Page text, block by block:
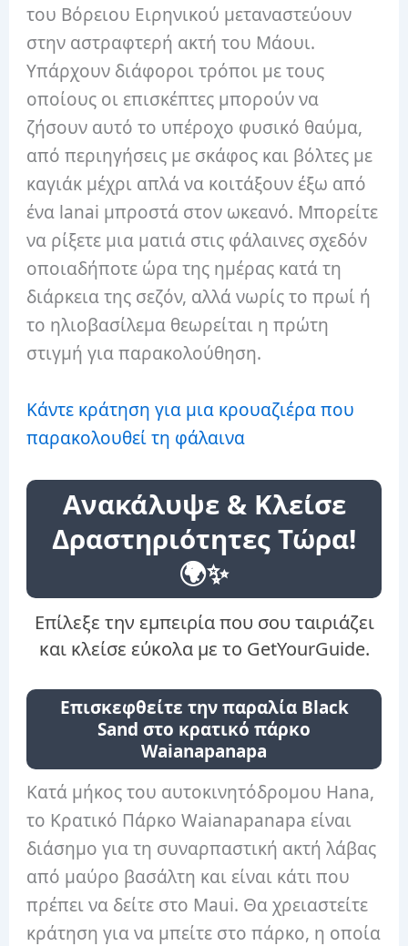
του Βόρειου Ειρηνικού μεταναστεύουν
στην αστραφτερή ακτή του Μάουι.
Υπάρχουν διάφοροι τρόποι με τους
οποίους οι επισκέπτες μπορούν να
ζήσουν αυτό το υπέροχο φυσικό θαύμα,
από περιηγήσεις με σκάφος και βόλτες με
καγιάκ μέχρι απλά να κοιτάξουν έξω από
ένα lanai μπροστά στον ωκεανό. Μπορείτε
να ρίξετε μια ματιά στις φάλαινες σχεδόν
οποιαδήποτε ώρα της ημέρας κατά τη
διάρκεια της σεζόν, αλλά νωρίς το πρωί ή
το ηλιοβασίλεμα θεωρείται η πρώτη
στιγμή για παρακολούθηση.
Κάντε κράτηση για μια κρουαζιέρα που
παρακολουθεί τη φάλαινα
Ανακάλυψε & Κλείσε
Δραστηριότητες Τώρα!
🌍✨
Επίλεξε την εμπειρία που σου ταιριάζει
και κλείσε εύκολα με το GetYourGuide.
Επισκεφθείτε την παραλία Black
Sand στο κρατικό πάρκο
Waianapanapa
Κατά μήκος του αυτοκινητόδρομου Hana,
το Κρατικό Πάρκο Waianapanapa είναι
διάσημο για τη συναρπαστική ακτή λάβας
από μαύρο βασάλτη και είναι κάτι που
πρέπει να δείτε στο Maui. Θα χρειαστείτε
κράτηση για να μπείτε στο πάρκο, η οποία